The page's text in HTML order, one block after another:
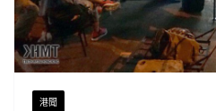
港聞